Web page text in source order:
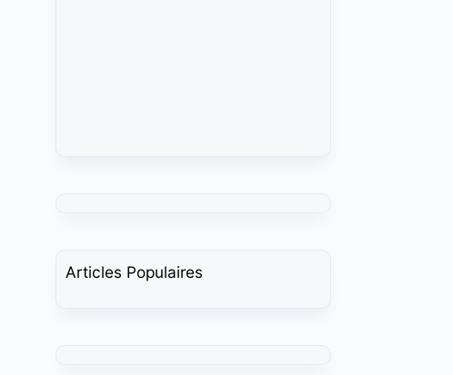
Articles Populaires